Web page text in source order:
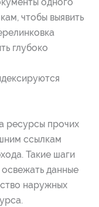
чтобы выявить
глубоко
ресурсы прочих
ссылкам
Такие шаги
данные
наружных